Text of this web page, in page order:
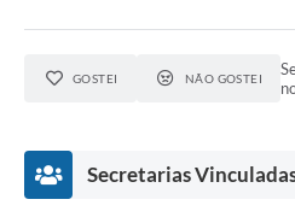
GOSTEI NÃO GOSTEI
Secretarias